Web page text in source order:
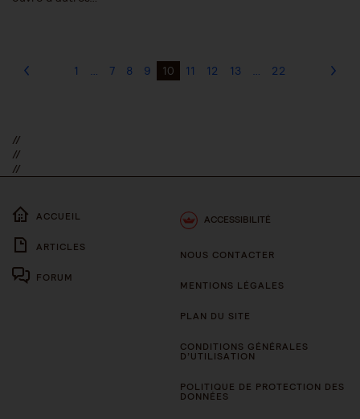
1 … 7 8 9 10 11 12 13 … 22
//
//
//
ACCUEIL
ARTICLES
FORUM
ACCESSIBILITÉ
NOUS CONTACTER
MENTIONS LÉGALES
PLAN DU SITE
CONDITIONS GÉNÉRALES
D’UTILISATION
POLITIQUE DE PROTECTION DES
DONNÉES